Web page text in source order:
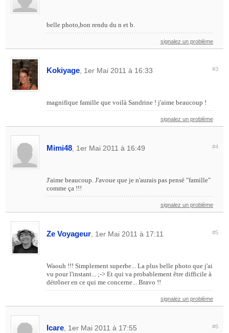
belle photo,bon rendu du n et b.
signalez un problème
Kokiyage , 1er Mai 2011 à 16:33 #3
magnifique famille que voilà Sandrine ! j'aime beaucoup !
signalez un problème
Mimi48 , 1er Mai 2011 à 16:49 #4
J'aime beaucoup. J'avoue que je n'aurais pas pensé "famille"
comme ça !!!
signalez un problème
Ze Voyageur , 1er Mai 2011 à 17:11 #5
Waouh !!! Simplement superbe... La plus belle photo que j'ai
vu pour l'instant... ;-> Et qui va probablement être difficile à
détrôner en ce qui me concerne... Bravo !!
signalez un problème
Icare , 1er Mai 2011 à 17:55 #6